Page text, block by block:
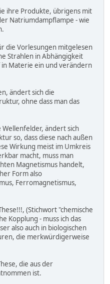
ihre Produkte, übrigens mit
Natriumdampflampe - wie
die Vorlesungen mitgelesen
Strahlen in Abhängigkeit
Materie ein und verändern
ändert sich die
ohne dass man das
ändert sich
so, dass diese nach außen
Wirkung meist im Umkreis
macht, muss man
Magnetismus handelt,
Form also
Ferromagnetismus,
(Stichwort "chemische
Kopplung - muss ich das
also auch in biologischen
die merkwürdigerweise
die aus der
ist.